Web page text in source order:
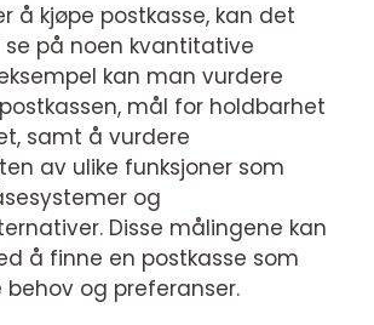
å kjøpe postkasse, kan det
på noen kvantitative
kan man vurdere
mål for holdbarhet
samt å vurdere
av ulike funksjoner som
og
Disse målingene kan
å finne en postkasse som
behov og preferanser.